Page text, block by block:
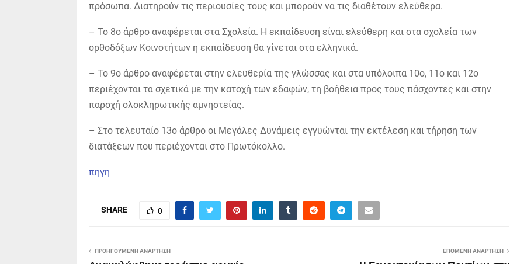
πρόσωπα. Διατηρούν τις περιουσίες τους και μπορούν να τις διαθέτουν ελεύθερα.
– Το 8ο άρθρο αναφέρεται στα Σχολεία. Η εκπαίδευση είναι ελεύθερη και στα σχολεία των
ορθοδόξων Κοινοτήτων η εκπαίδευση θα γίνεται στα ελληνικά.
– Το 9ο άρθρο αναφέρεται στην ελευθερία της γλώσσας και στα υπόλοιπα 10ο, 11ο και 12ο
περιέχονται τα σχετικά με την κατοχή των εδαφών, τη βοήθεια προς τους πάσχοντες και στην
παροχή ολοκληρωτικής αμνηστείας.
– Στο τελευταίο 13ο άρθρο οι Μεγάλες Δυνάμεις εγγυώνται την εκτέλεση και τήρηση των
διατάξεων που περιέχονται στο Πρωτόκολλο.
πηγη
SHARE 0
ΠΡΟΗΓΟΎΜΕΝΗ ΑΝΆΡΤΗΣΗ ΕΠΌΜΕΝΗ ΑΝΆΡΤΗΣΗ